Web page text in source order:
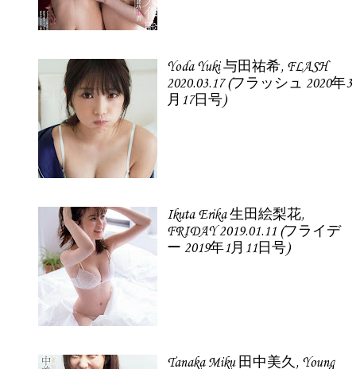
Yoda Yuki 与田祐希, FLASH
2020.03.17 (フラッシュ 2020年3
月17日号)
Ikuta Erika 生田絵梨花,
FRIDAY 2019.01.11 (フライデ
ー 2019年1月11日号)
Tanaka Miku 田中美久, Young